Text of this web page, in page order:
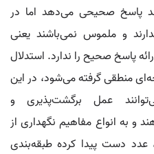
پاسخ صحیحی می‌دهد اما در
و ملموس نمی‌باشند یعنی
پاسخ صحیح را ندارد. استدلال
منطقی گرفته می‌شود، در این
عمل برگشت‌پذیری و
و به انواع مفاهیم نگهداری از
دست پیدا کرده طبقه‌بندی